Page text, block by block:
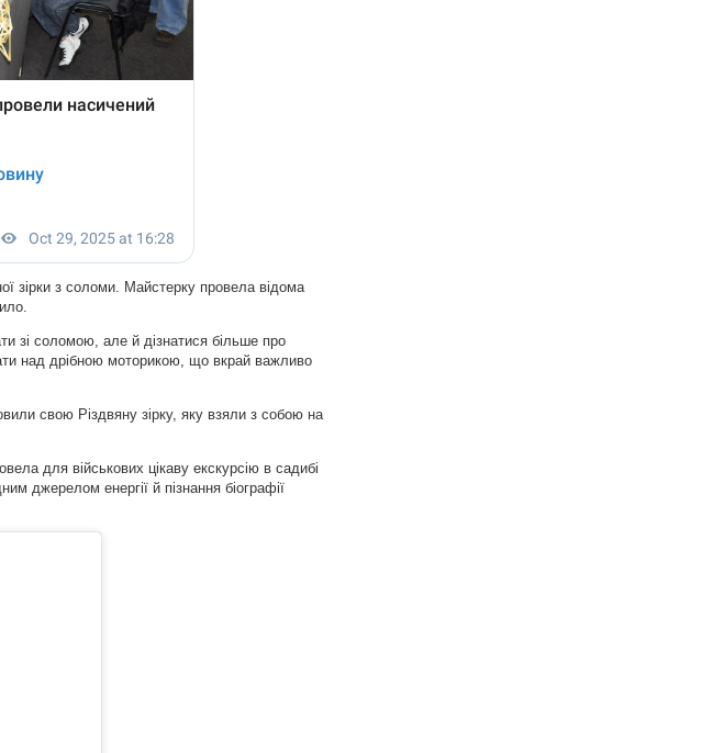
зірки з соломи. Майстерку провела відома
зі соломою, але й дізнатися більше про
над дрібною моторикою, що вкрай важливо
свою Різдвяну зірку, яку взяли з собою на
для військових цікаву екскурсію в садибі
джерелом енергії й пізнання біографії